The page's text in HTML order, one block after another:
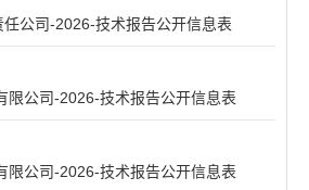
公司-2026-技术报告公开信息表
限公司-2026-技术报告公开信息表
限公司-2026-技术报告公开信息表